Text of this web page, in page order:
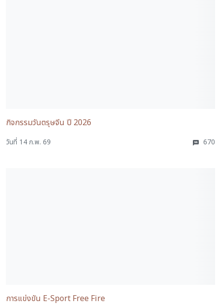
กิจกรรมวันตรุษจีน ปี 2026
วันที่ 14 ก.พ. 69 670
การแข่งขัน E-Sport Free Fire